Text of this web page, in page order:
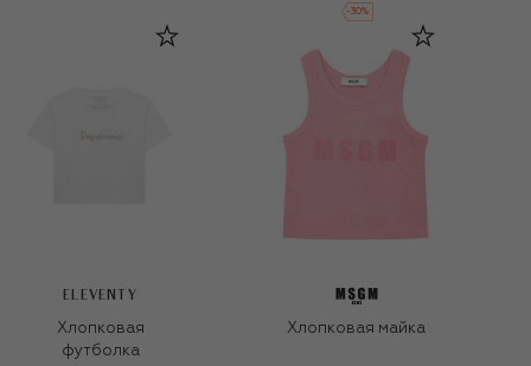
-30%
ELEVENTY
Хлопковая
футболка
Хлопковая майка